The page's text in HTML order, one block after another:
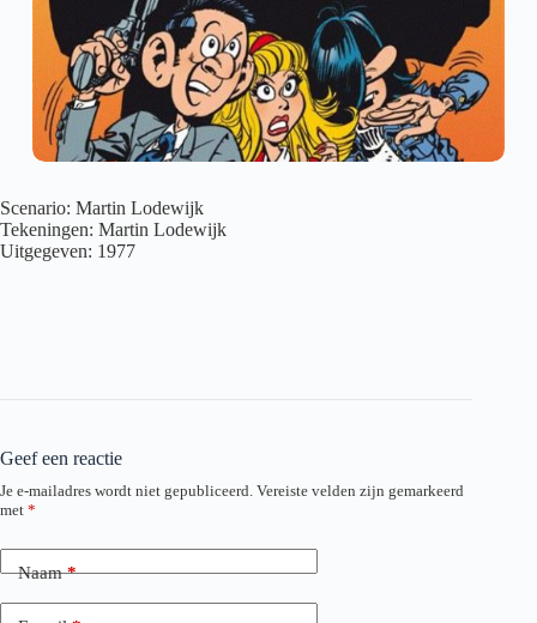
Scenario: Martin Lodewijk
Tekeningen: Martin Lodewijk
Uitgegeven: 1977
Geef een reactie
Je e-mailadres wordt niet gepubliceerd. Vereiste velden zijn gemarkeerd
met *
Naam*